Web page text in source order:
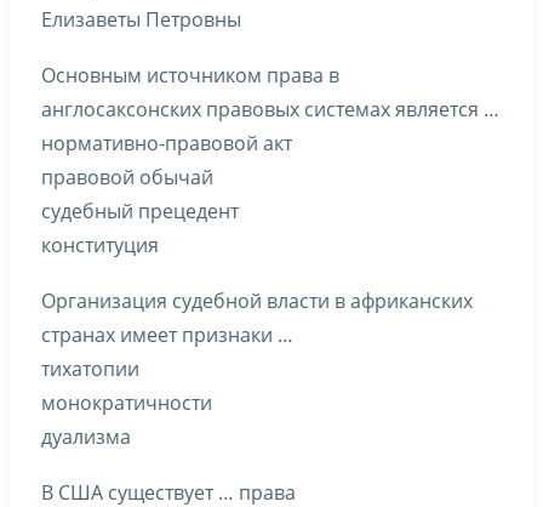
Елизаветы Петровны
Основным источником права в
англосаксонских правовых системах является …
нормативно-правовой акт
правовой обычай
судебный прецедент
конституция
Организация судебной власти в африканских
странах имеет признаки …
тихатопии
монократичности
дуализма
В США существует … права